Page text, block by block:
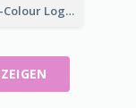
Vitality 2-Colour Logo Of Charity